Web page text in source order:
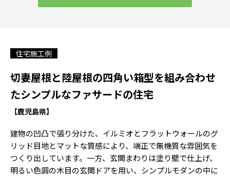
住宅施工例
切妻屋根と陸屋根の四角い箱型を組み合わせ
たシンプルなファサードの住宅
【鹿児島県】
建物の凹凸で張り分けた、イルミオとフラットウォールのグ
リッド目地とマットな質感により、端正で無機質な雰囲気を
つくり出しています。一方、玄関まわりは塗り壁で仕上げ、
明るい色調の木目の玄関ドアを用い、シンプルモダンの中に